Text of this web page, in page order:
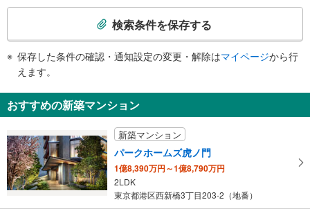
６出口
財務省、合同庁舎４号館、 内閣法制局、 内閣府（分館）、 総務省、 財
務省（分館）、桜田通り、外堀通り、国会通り、六本木通り、霞が関２・３丁
目、永田町１丁目、霞が関二丁目交差点、外務省、内閣府、 内閣官房、衆議
院第二別館
７出口
農林水産省別館、経済産業省、経済産業省別館、霞が関二丁目交差点、千代田
線霞ケ関駅、日比谷線霞ケ関駅、合同庁舎１号館、 農林水産省、合同庁舎５
号館別館、 人事院、合同庁舎５号館、 内閣府（防災担当）、 環境省、
厚生労働省
・２番線ホーム上
その他
・ＡＥＤ
検
知
を
け
取
る
・
検索条件を保存する
保存した条件の確認・通知設定の変更・解除はマイページから行
えます。
おすすめの新築マンション
新築マンション
パークホームズ虎ノ門
1億8,390万円～1億8,790万円
2LDK
東京都港区西新橋3丁目203-2（地番）